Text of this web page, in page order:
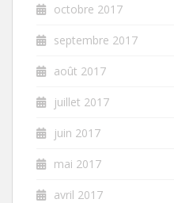
octobre 2017
septembre 2017
août 2017
juillet 2017
juin 2017
mai 2017
avril 2017